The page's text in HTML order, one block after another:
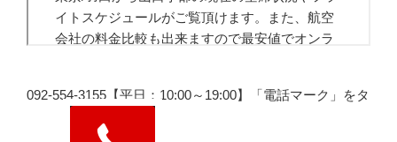
092-554-3155【平日：10:00～19:00】「電話マーク」をタ